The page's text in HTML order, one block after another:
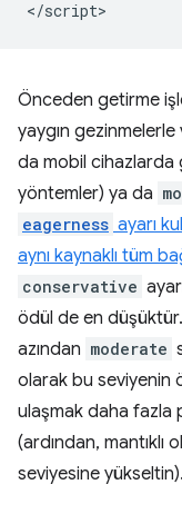
Önceden getirme
yaygın
da mobil cihazlarda
yöntemler) ya da
eagerness ayarı
aynı kaynaklı tüm
conservative
ödül de en
azından moderate
olarak bu seviyenin
ulaşmak daha fazla
(ardından, mantıklı
seviyesine yükseltin).